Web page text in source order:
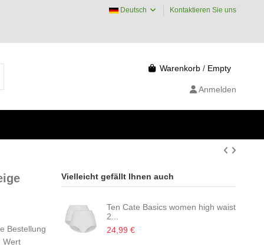
Deutsch Kontaktieren Sie uns
Warenkorb / Empty
Anmelden
Bestellung
Wert
Vielleicht gefällt Ihnen auch
Ten Cate Basics women high waist
2...
24,99 €